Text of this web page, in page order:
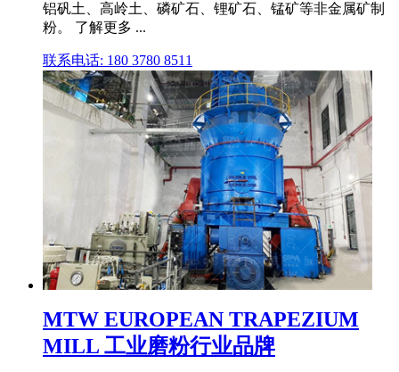
铝矾土、高岭土、磷矿石、锂矿石、锰矿等非金属矿制
粉。 了解更多 ...
联系电话: 180 3780 8511
MTW EUROPEAN TRAPEZIUM
MILL 工业磨粉行业品牌